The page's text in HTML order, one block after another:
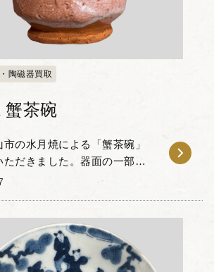
陶磁器買取
蟹茶碗
の水月焼による「蟹茶碗」
ただきました。器面の一部を
形の中に、繊細な蟹の立体
羅の色...